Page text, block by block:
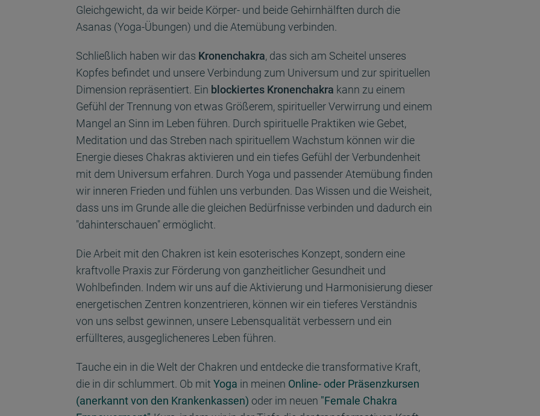
Gleichgewicht, da wir beide Körper- und beide Gehirnhälften durch die
Asanas (Yoga-Übungen) und die Atemübung verbinden.
Schließlich haben wir das Kronenchakra, das sich am Scheitel unseres
Kopfes befindet und unsere Verbindung zum Universum und zur spirituellen
Dimension repräsentiert. Ein blockiertes Kronenchakra kann zu einem
Gefühl der Trennung von etwas Größerem, spiritueller Verwirrung und einem
Mangel an Sinn im Leben führen. Durch spirituelle Praktiken wie Gebet,
Meditation und das Streben nach spirituellem Wachstum können wir die
Energie dieses Chakras aktivieren und ein tiefes Gefühl der Verbundenheit
mit dem Universum erfahren. Durch Yoga und passender Atemübung finden
wir inneren Frieden und fühlen uns verbunden. Das Wissen und die Weisheit,
dass uns im Grunde alle die gleichen Bedürfnisse verbinden und dadurch ein
"dahinterschauen" ermöglicht.
Die Arbeit mit den Chakren ist kein esoterisches Konzept, sondern eine
kraftvolle Praxis zur Förderung von ganzheitlicher Gesundheit und
Wohlbefinden. Indem wir uns auf die Aktivierung und Harmonisierung dieser
energetischen Zentren konzentrieren, können wir ein tieferes Verständnis
von uns selbst gewinnen, unsere Lebensqualität verbessern und ein
erfüllteres, ausgeglicheneres Leben führen.
Tauche ein in die Welt der Chakren und entdecke die transformative Kraft,
die in dir schlummert. Ob mit Yoga in meinen Online- oder Präsenzkursen
(anerkannt von den Krankenkassen) oder im neuen "Female Chakra